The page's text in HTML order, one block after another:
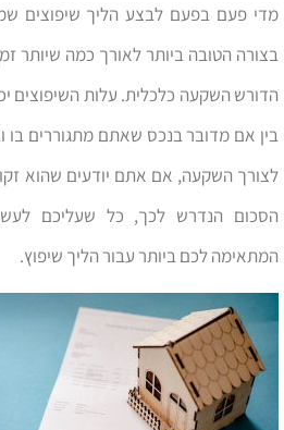
מדי פעם בפעם לבצע הליך שיפוצים
בצורה הטובה ביותר לאורך כמה שיותר
הדורש השקעה כלכלית. עלות השיפוצים
בין אם מדובר בנכס שאתם מתגוררים
לצורך השקעה, אם אתם יודעים שהוא
הסכום הנדרש לכך, כל שעליכם
המתאימה לכם ביותר עבור הליך שיפוץ.